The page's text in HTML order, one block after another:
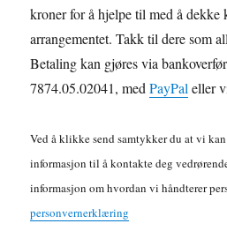
kroner for å hjelpe til med å dekke
arrangementet. Takk til dere som
Betaling kan gjøres via
7874.05.02041, medPayPal eller
Ved å klikke send samtykker du at vi
informasjon til å kontakte deg
informasjon om hvordan vi håndterer
personvernerklæring